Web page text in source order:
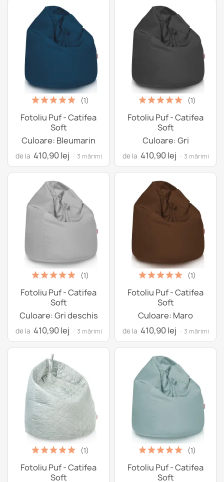
(1)
Fotoliu Puf - Catifea
Soft
Culoare: Bleumarin
de la 410,90 lej · 3 mărimi
(1)
Fotoliu Puf - Catifea
Soft
Culoare: Gri
de la 410,90 lej · 3 mărimi
(1)
Fotoliu Puf - Catifea
Soft
Culoare: Gri deschis
de la 410,90 lej · 3 mărimi
(1)
Fotoliu Puf - Catifea
Soft
Culoare: Maro
de la 410,90 lej · 3 mărimi
(1)
Fotoliu Puf - Catifea
Soft
(1)
Fotoliu Puf - Catifea
Soft